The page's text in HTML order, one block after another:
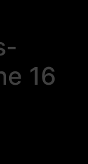
16